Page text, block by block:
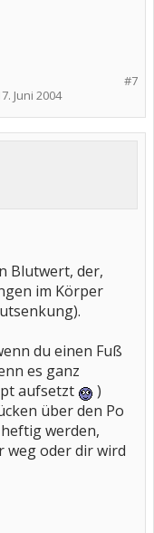
#7
Juni 2004
Blutwert, der,
im Körper
du einen Fuß
es ganz
aufsetzt
)
über den Po
werden,
weg oder dir wird